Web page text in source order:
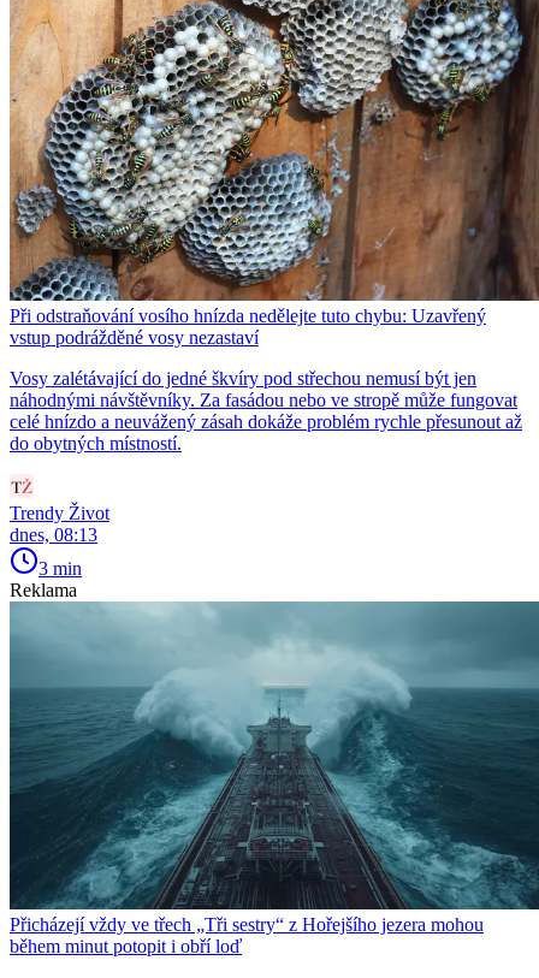
Při odstraňování vosího hnízda nedělejte tuto chybu: Uzavřený
vstup podrážděné vosy nezastaví
Vosy zalétávající do jedné škvíry pod střechou nemusí být jen
náhodnými návštěvníky. Za fasádou nebo ve stropě může fungovat
celé hnízdo a neuvážený zásah dokáže problém rychle přesunout až
do obytných místností.
Trendy Život
dnes, 08:13
3 min
Reklama
Přicházejí vždy ve třech „Tři sestry“ z Hořejšího jezera mohou
během minut potopit i obří loď